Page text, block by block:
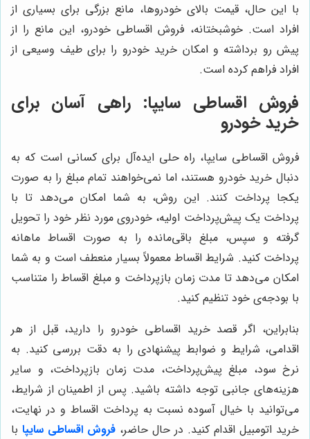
با این حال، قیمت بالای خودروها، مانع بزرگی برای بسیاری از
افراد است. خوشبختانه، فروش اقساطی خودرو، این مانع را از
پیش رو برداشته و امکان خرید خودرو را برای طیف وسیعی از
افراد فراهم کرده است.
فروش اقساطی سایپا: راهی آسان برای
خرید خودرو
فروش اقساطی سایپا، راه حلی ایده‌آل برای کسانی است که به
دنبال خرید خودرو هستند، اما نمی‌خواهند تمام مبلغ را به صورت
یکجا پرداخت کنند. این روش، به شما امکان می‌دهد تا با
پرداخت یک پیش‌پرداخت اولیه، خودروی مورد نظر خود را تحویل
گرفته و سپس، مبلغ باقی‌مانده را به صورت اقساط ماهانه
پرداخت کنید. شرایط اقساط معمولاً بسیار منعطف است و به شما
امکان می‌دهد تا مدت زمان بازپرداخت و مبلغ اقساط را متناسب
با بودجه‌ی خود تنظیم کنید.
بنابراین، اگر قصد خرید اقساطی خودرو را دارید، قبل از هر
اقدامی، شرایط و ضوابط پیشنهادی را به دقت بررسی کنید. به
نرخ سود، مبلغ پیش‌پرداخت، مدت زمان بازپرداخت، و سایر
هزینه‌های جانبی توجه داشته باشید. پس از اطمینان از شرایط،
می‌توانید با خیال آسوده نسبت به پرداخت اقساط و در نهایت،
خرید اتومبیل اقدام کنید. در حال حاضر، فروش اقساطی سایپا با